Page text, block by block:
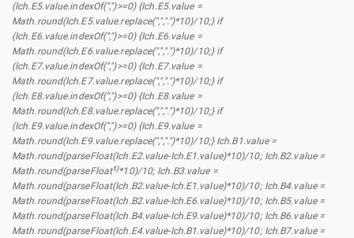
(Ich.E5.value.indexOf(",")>=0) {Ich.E5.value =
Math.round(Ich.E5.value.replace(",",".")*10)/10;} if
(Ich.E6.value.indexOf(",")>=0) {Ich.E6.value =
Math.round(Ich.E6.value.replace(",",".")*10)/10;} if
(Ich.E7.value.indexOf(",")>=0) {Ich.E7.value =
Math.round(Ich.E7.value.replace(",",".")*10)/10;} if
(Ich.E8.value.indexOf(",")>=0) {Ich.E8.value =
Math.round(Ich.E8.value.replace(",",".")*10)/10;} if
(Ich.E9.value.indexOf(",")>=0) {Ich.E9.value =
Math.round(Ich.E9.value.replace(",",".")*10)/10;} Ich.B1.value =
Math.round(parseFloat(Ich.E2.value-Ich.E1.value)*10)/10; Ich.B2.value =
Math.round(parseFloat1)*10)/10; Ich.B3.value =
Math.round(parseFloat(Ich.B2.value-Ich.E1.value)*10)/10; Ich.B4.value =
Math.round(parseFloat(Ich.B2.value-Ich.E6.value)*10)/10; Ich.B5.value =
Math.round(parseFloat(Ich.B4.value-Ich.E9.value)*10)/10; Ich.B6.value =
Math.round(parseFloat(Ich.E4.value-Ich.B1.value)*10)/10; Ich.B7.value =